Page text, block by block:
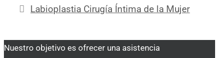
Labioplastia Cirugía Íntima de la Mujer
Nuestro objetivo es ofrecer una asistencia